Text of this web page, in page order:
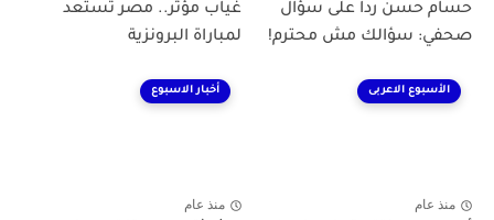
حسام حسن رداً على سؤال
صحفي: سؤالك مش محترم!
غياب مؤثر.. مصر تستعد
لمباراة البرونزية
الأسبوع الاعربى
منذ عام
أخبار الاسبوع
منذ عام